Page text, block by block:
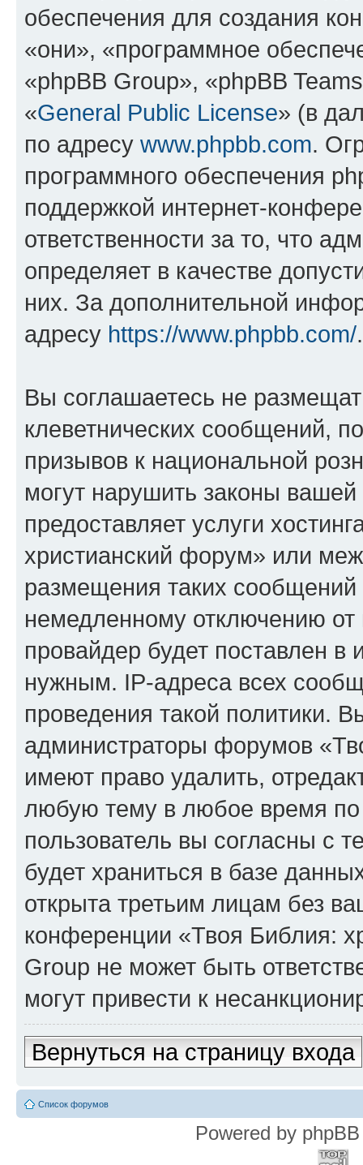
обеспечения для создания
«они», «программное
«phpBB Group», «phpBB
«General Public License» (в
по адресу www.phpbb.com.
программного обеспечения
поддержкой интернет-
ответственности за то, что
определяет в качестве
них. За дополнительной
адресу https://www.phpbb.com/.
Вы соглашаетесь не
клеветнических сообщений,
призывов к национальной
могут нарушить законы
предоставляет услуги
христианский форум» или
размещения таких
немедленному отключению
провайдер будет поставлен в
нужным. IP-адреса всех
проведения такой политики.
администраторы форумов
имеют право удалить,
любую тему в любое время
пользователь вы согласны с
будет храниться в базе
открыта третьим лицам без
конференции «Твоя Библия:
Group не может быть
могут привести к
Вернуться на страницу входа
Список форумов
Powered by